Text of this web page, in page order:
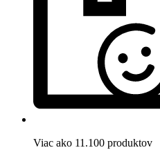
Viac ako 11.100 produktov